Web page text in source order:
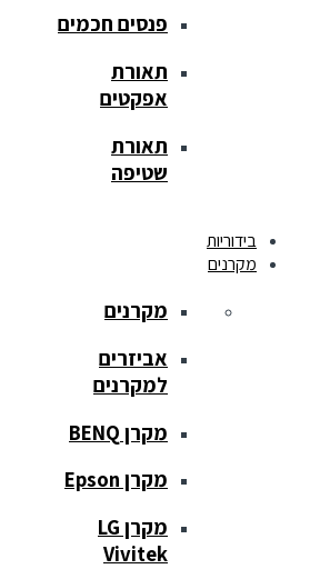
פנסים חכמים
תאורת
אפקטים
תאורת
שטיפה
בידוריות
מקרנים
מקרנים
אביזרים
למקרנים
מקרן BENQ
מקרן Epson
מקרן LG
Vivitek